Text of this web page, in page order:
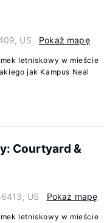
US Pokaż mapę
letniskowy w mieście
jak Kampus Neal
Courtyard &
US Pokaż mapę
letniskowy w mieście